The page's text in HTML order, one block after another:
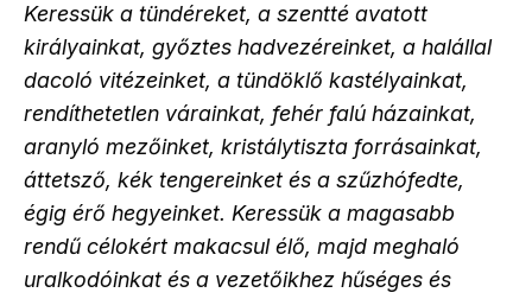
Keressük a tündéreket, a szentté avatott
királyainkat, győztes hadvezéreinket, a halállal
dacoló vitézeinket, a tündöklő kastélyainkat,
rendíthetetlen várainkat, fehér falú házainkat,
aranyló mezőinket, kristálytiszta forrásainkat,
áttetsző, kék tengereinket és a szűzhófedte,
égig érő hegyeinket. Keressük a magasabb
rendű célokért makacsul élő, majd meghaló
uralkodóinkat és a vezetőikhez hűséges és